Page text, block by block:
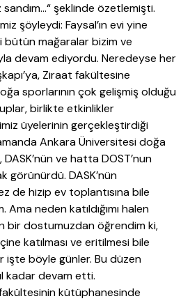
şeklinde özetlemişti.
şöyleydi: Faysal’ın evi yine
bütün mağaralar bizim ve
devam ediyordu. Neredeyse her
Ziraat fakültesine
sporlarının çok gelişmiş olduğu
birlikte etkinlikler
üyelerinin gerçekleştirdiği
Ankara Üniversitesi doğa
ve hatta DOST’nun
görünürdü. DASK’nün
de hizip ev toplantısına bile
Ama neden katıldığımı halen
bir dostumuzdan öğrendim ki,
katılması ve eritilmesi bile
işte böyle günler. Bu düzen
kadar devam etti.
kütüphanesinde